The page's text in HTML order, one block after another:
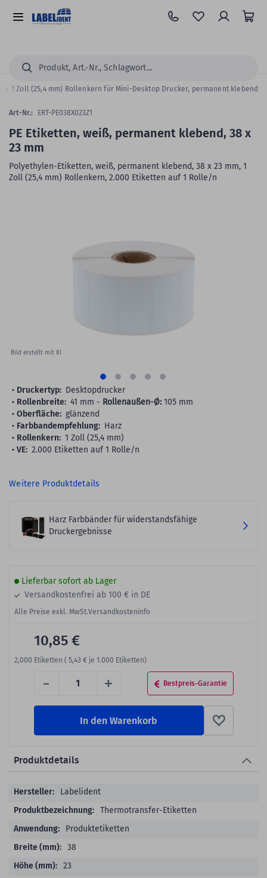
Hauptinhalt
springen
Alle
Suchen...
1 Zoll (25,4 mm) Rollenkern für Mini-Desktop Drucker, permanent klebend
Bild erstellt mit KI
PE Etiketten, weiß, permanent klebend, 38 x
23 mm
Polyethylen-Etiketten, weiß, permanent klebend, 38 x 23 mm, 1
Zoll (25,4 mm) Rollenkern, 2.000 Etiketten auf 1 Rolle/n
Art-Nr.: ERT-PE038X023Z1
Druckertyp: Desktopdrucker
Rollenbreite: 41 mm - Rollenaußen-Ø: 105 mm
Oberfläche: glänzend
Farbbandempfehlung: Harz
Rollenkern: 1 Zoll (25,4 mm)
VE: 2.000 Etiketten auf 1 Rolle/n
Weitere Produktdetails
Harz Farbbänder für widerstandsfähige
Druckergebnisse
Lieferbar sofort ab Lager
Versandkostenfrei ab 100 € in DE
Alle Preise exkl. MwSt.Versandkosteninfo
- + Bestpreis-Garantie
10,85 €
2,000 Etiketten ( 5,43 € je 1.000 Etiketten)
In den Warenkorb
Produktdetails
ProduktdetailsLabelident
Thermotransfer-Etiketten
Produktetiketten
38
23